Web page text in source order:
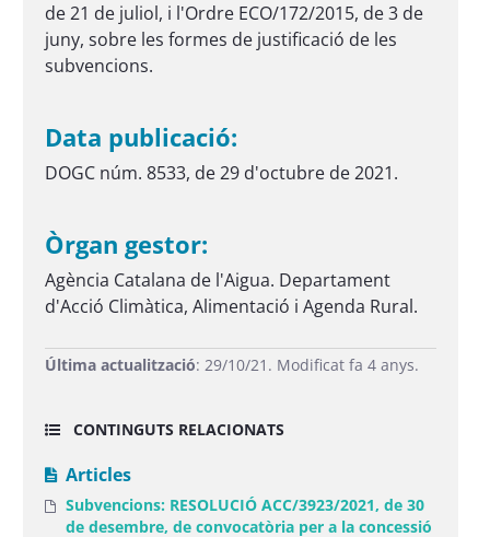
de 21 de juliol, i l'Ordre ECO/172/2015, de 3 de
juny, sobre les formes de justificació de les
subvencions.
Data publicació:
DOGC núm. 8533, de 29 d'octubre de 2021.
Òrgan gestor:
Agència Catalana de l'Aigua. Departament
d'Acció Climàtica, Alimentació i Agenda Rural.
Última actualització: 29/10/21. Modificat fa 4 anys.
CONTINGUTS RELACIONATS
Articles
Subvencions: RESOLUCIÓ ACC/3923/2021, de 30
de desembre, de convocatòria per a la concessió